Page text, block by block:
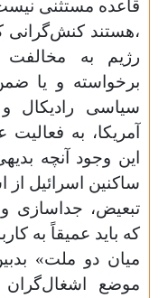
قاعده مستثنی
،‌هستند کنش‌گرانی
رژیم به مخالفت
برخواسته‌ و یا
سیاسی رادیکال
آمریکا، به
این‌ وجود آنچه
ساکنین اسرائیل از
تبعیض،
که باید عمیقاً به
میان دو ملت»
موضع